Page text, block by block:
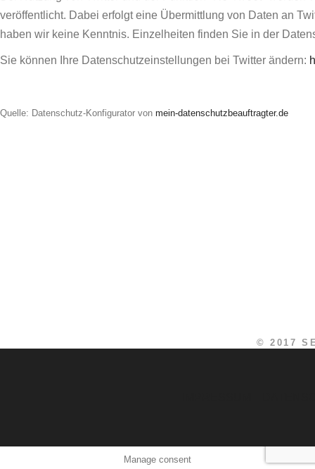
veröffentlicht. Dabei erfolgt eine Übermittlung von Daten an
haben wir keine Kenntnis. Einzelheiten finden Sie in der
Sie können Ihre Datenschutzeinstellungen bei Twitter ändern:
Quelle: Datenschutz-Konfigurator von mein-datenschutzbeauftragter.de
© 2017
Manage consent